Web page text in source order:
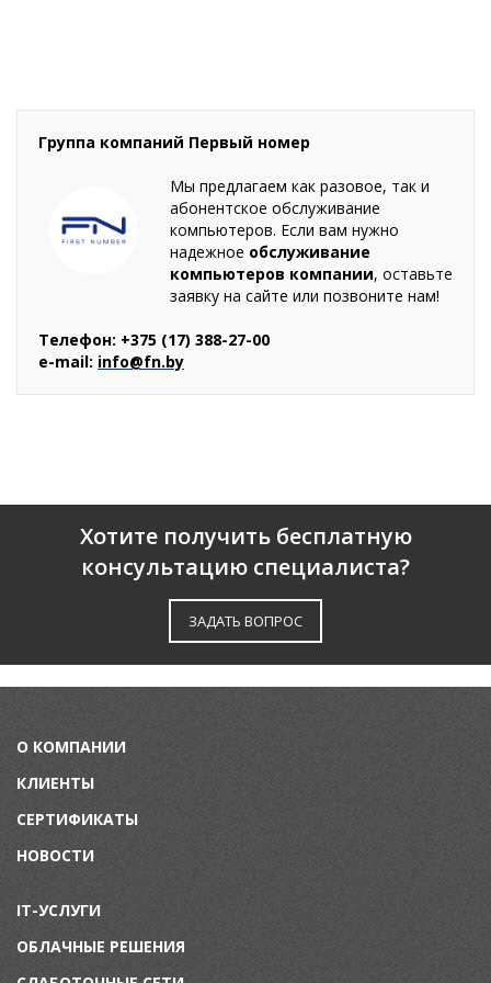
Группа компаний Первый номер
Мы предлагаем как разовое, так и
абонентское обслуживание
компьютеров. Если вам нужно
надежное обслуживание
компьютеров компании, оставьте
заявку на сайте или позвоните нам!
Телефон: +375 (17) 388-27-00
e-mail: info@fn.by
Хотите получить бесплатную
консультацию специалиста?
ЗАДАТЬ ВОПРОС
О КОМПАНИИ
КЛИЕНТЫ
СЕРТИФИКАТЫ
НОВОСТИ
IT-УСЛУГИ
ОБЛАЧНЫЕ РЕШЕНИЯ